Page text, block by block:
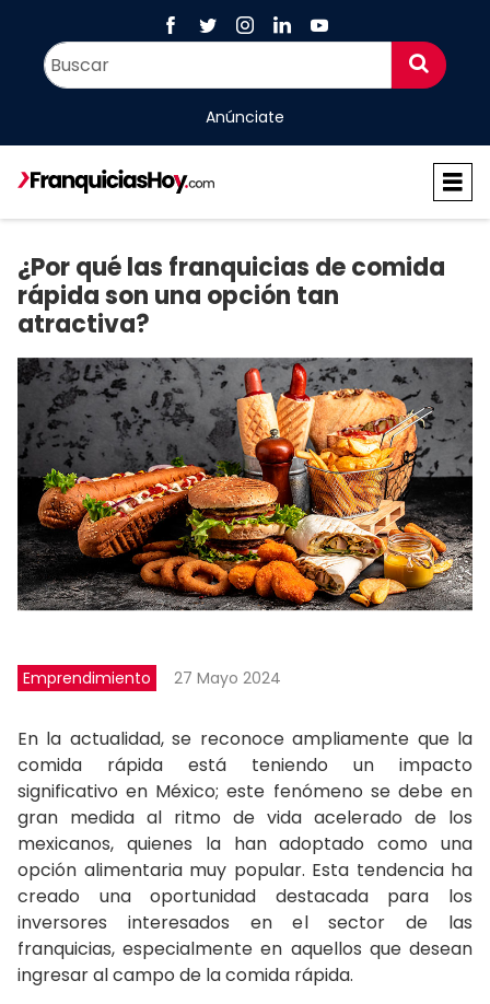
Anúnciate
¿Por qué las franquicias de comida
rápida son una opción tan
atractiva?
Emprendimiento 27 Mayo 2024
En la actualidad, se reconoce ampliamente que la
comida rápida está teniendo un impacto
significativo en México; este fenómeno se debe en
gran medida al ritmo de vida acelerado de los
mexicanos, quienes la han adoptado como una
opción alimentaria muy popular. Esta tendencia ha
creado una oportunidad destacada para los
inversores interesados en el sector de las
franquicias, especialmente en aquellos que desean
ingresar al campo de la comida rápida.